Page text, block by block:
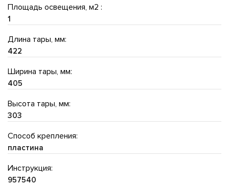
Площадь освещения, м2 :
1
Длина тары, мм:
422
Ширина тары, мм:
405
Высота тары, мм:
303
Способ крепления:
пластина
Инструкция:
957540